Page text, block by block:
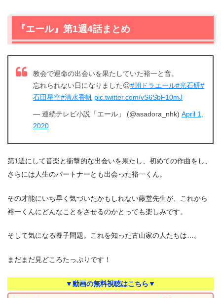
『エール』第1週4話まとめ
教会で運命の出会いを果たしていた裕一と音。
忘れられない日になりました😌#朝ドラエール#光石研#
石田星空#清水香帆 pic.twitter.com/vS6SbF10mJ
— 連続テレビ小説「エール」 (@asadora_nhk) April 1,
2020
第1週にして音楽と衝撃的な出会いを果たし、初めての作曲をし、
さらには人生のパートナーとも出会った裕一くん。
その才能にいち早く気づいたかもしれない藤堂先生が、これから
裕一くんにどんなことをさせるのかとっても楽しみです。
そして気になる養子問題。これを知った古山家の人たちは…。
まだまだ見どころたっぷりです！
▼動画の無料視聴はこちら▼